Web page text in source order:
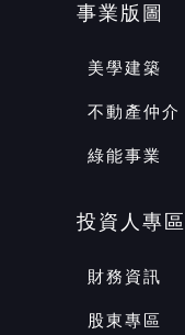
事業版圖
美學建築
不動產仲介
綠能事業
投資人專區
財務資訊
股東專區